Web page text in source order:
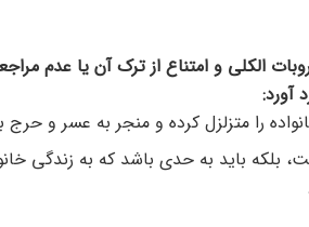
الکلی و امتناع از ترک آن یا عدم
آورد:
را متزلزل کرده و منجر به عسر و
بلکه باید به حدی باشد که به زندگی